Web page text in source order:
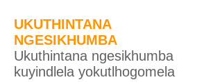
UKUTHINTANA
NGESIKHUMBA
Ukuthintana ngesikhumba
kuyindlela yokutlhogomela